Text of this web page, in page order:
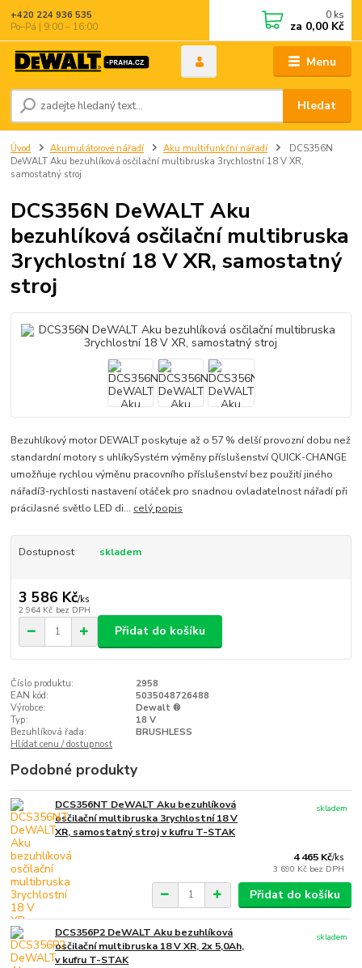
Menu
Hledat
+420 224 936 535
Po–Pá | 9:00 – 16:00
0 ks
za 0,00 Kč
Úvod Akumulátorové nářadí Aku multifunkční nářadí
DCS356N
DeWALT Aku bezuhlíková osčilační multibruska 3rychlostní 18 V XR,
samostatný stroj
DCS356N DeWALT Aku
bezuhlíková osčilační multibruska
3rychlostní 18 V XR, samostatný
stroj
Bezuhlíkový motor DEWALT poskytuje až o 57 % delší provozní dobu než
standardní motory s uhlíkySystém výměny příslušenství QUICK-CHANGE
umožňuje rychlou výměnu pracovního příslušenství bez použití jiného
nářadí3-rychlosti nastavení otáček pro snadnou ovladatelnost nářadí při
práciJasné světlo LED di... celý popis
Dostupnost skladem
3 586 Kč/ks
2 964 Kč bez DPH
Přidat do košíku
Číslo produktu:
2958
EAN kód:
5035048726488
Výrobce:
Dewalt ®
Typ:
18 V
Bezuhlíková řada:
BRUSHLESS
Hlídat cenu / dostupnost
Podobné produkty
DCS356NT DeWALT Aku bezuhlíková
osčilační multibruska 3rychlostní 18 V
XR, samostatný stroj v kufru T-STAK
4 465 Kč/ks
3 690 Kč bez DPH
skladem
Přidat do košíku
DCS356P2 DeWALT Aku bezuhlíková
osčilační multibruska 18 V XR, 2x 5,0Ah,
v kufru T-STAK
skladem